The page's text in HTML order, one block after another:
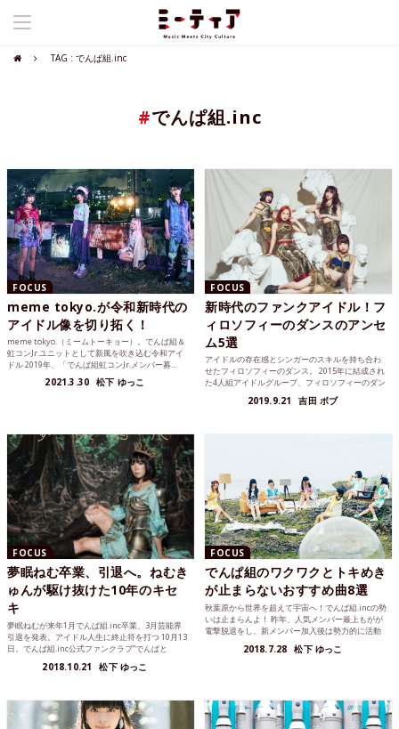
TAG : でんぱ組.inc
#でんぱ組.inc
FOCUS
meme tokyo.が令和新時代の
アイドル像を切り拓く！
meme tokyo.（ミームトーキョー）。でんぱ組＆
虹コンJr.ユニットとして新風を吹き込む令和アイ
ドル 2019年、「でんぱ組虹コンJr.メンバー募...
2021.3.30 松下 ゆっこ
FOCUS
新時代のファンクアイドル！フ
ィロソフィーのダンスのアンセ
ム5選
アイドルの存在感とシンガーのスキルを持ち合わ
せたフィロソフィーのダンス。 2015年に結成され
た4人組アイドルグループ、フィロソフィーのダン
2019.9.21 吉田 ボブ
FOCUS
夢眠ねむ卒業、引退へ。ねむき
ゅんが駆け抜けた10年のキセ
キ
夢眠ねむが来年1月でんぱ組.inc卒業、3月芸能界
引退を発表。アイドル人生に終止符を打つ 10月13
日。でんぱ組.inc公式ファンクラブ“でんぱと
2018.10.21 松下 ゆっこ
FOCUS
でんぱ組のワクワクとトキめき
が止まらないおすすめ曲8選
秋葉原から世界を超えて宇宙へ！でんぱ組.incの勢
いは止まらんよ！ 昨年、人気メンバー最上もがが
電撃脱退をし、新メンバー加入後は勢力的に活動
2018.7.28 松下 ゆっこ